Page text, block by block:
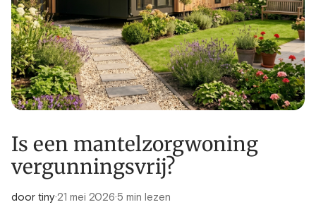
Is een mantelzorgwoning
vergunningsvrij?
door tiny·21 mei 2026·5 min lezen